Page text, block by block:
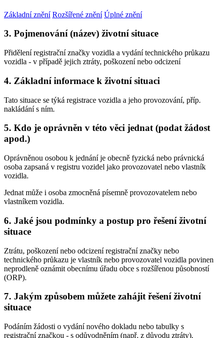
Základní znění Rozšířené znění Úplné znění
3. Pojmenování (název) životní situace
Přidělení registrační značky vozidla a vydání technického průkazu
vozidla - v případě jejich ztráty, poškození nebo odcizení
4. Základní informace k životní situaci
Tato situace se týká registrace vozidla a jeho provozování, příp.
nakládání s ním.
5. Kdo je oprávněn v této věci jednat (podat žádost
apod.)
Oprávněnou osobou k jednání je obecně fyzická nebo právnická
osoba zapsaná v registru vozidel jako provozovatel nebo vlastník
vozidla.
Jednat může i osoba zmocněná písemně provozovatelem nebo
vlastníkem vozidla.
6. Jaké jsou podmínky a postup pro řešení životní
situace
Ztrátu, poškození nebo odcizení registrační značky nebo
technického průkazu je vlastník nebo provozovatel vozidla povinen
neprodleně oznámit obecnímu úřadu obce s rozšířenou působností
(ORP).
7. Jakým způsobem můžete zahájit řešení životní
situace
Podáním žádosti o vydání nového dokladu nebo tabulky s
registrační značkou - s odůvodněním (např. z důvodu ztráty).